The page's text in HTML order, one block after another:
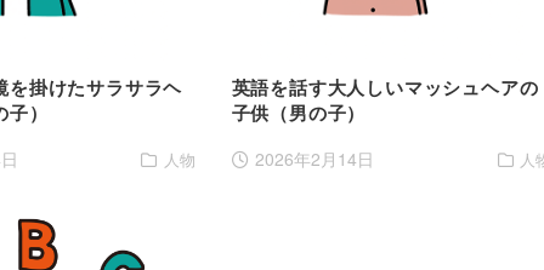
を掛けたサラサラヘ
）
人物
英語を話す大人しいマッシュヘアの
子供（男の子）
2026年2月14日 人